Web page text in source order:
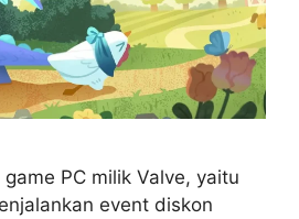
PC milik Valve, yaitu
event diskon